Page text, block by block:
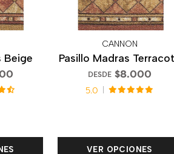
Beige
CANNON
Pasillo Madras
DESDE $8.000
5.0
VER OPCIONES